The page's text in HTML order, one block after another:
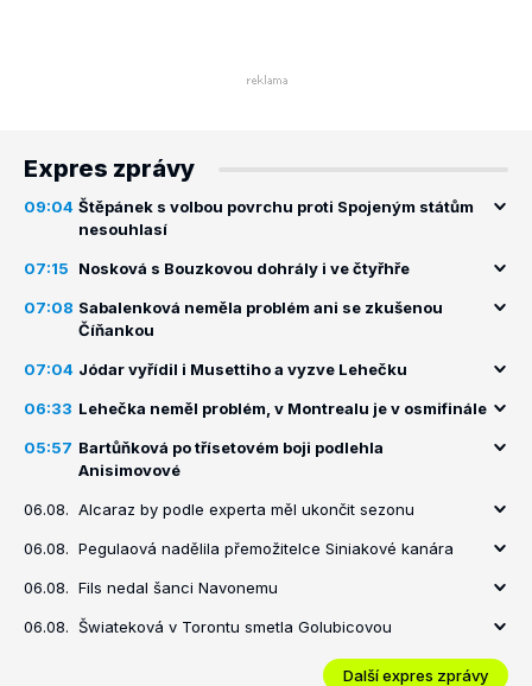
Expres zprávy
09:04 Štěpánek s volbou povrchu proti Spojeným státům
nesouhlasí
07:15 Nosková s Bouzkovou dohrály i ve čtyřhře
07:08 Sabalenková neměla problém ani se zkušenou
Číňankou
07:04 Jódar vyřídil i Musettiho a vyzve Lehečku
06:33 Lehečka neměl problém, v Montrealu je v osmifinále
05:57 Bartůňková po třísetovém boji podlehla
Anisimovové
06.08. Alcaraz by podle experta měl ukončit sezonu
06.08. Pegulaová nadělila přemožitelce Siniakové kanára
06.08. Fils nedal šanci Navonemu
06.08. Šwiateková v Torontu smetla Golubicovou
Další expres zprávy